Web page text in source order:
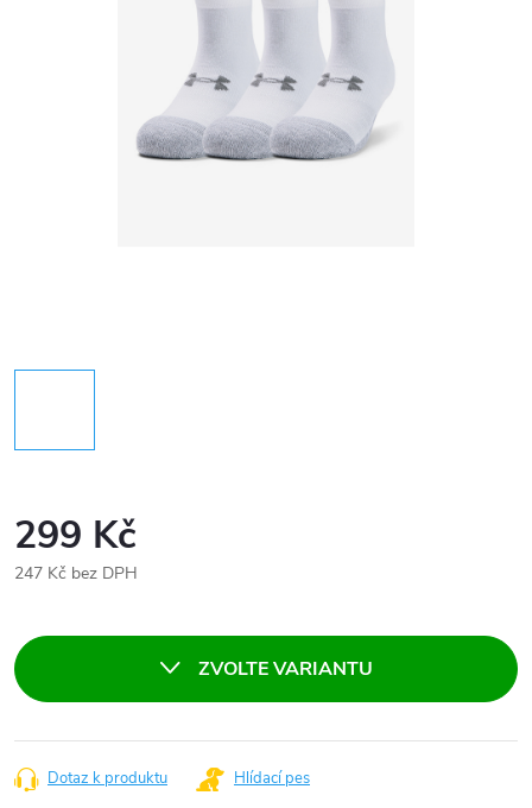
299 Kč
247 Kč bez DPH
ZVOLTE VARIANTU
Dotaz k produktu Hlídací pes